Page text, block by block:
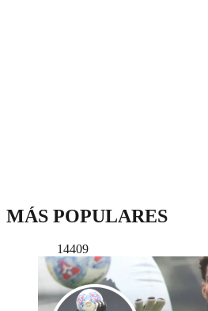
MÁS POPULARES
14409